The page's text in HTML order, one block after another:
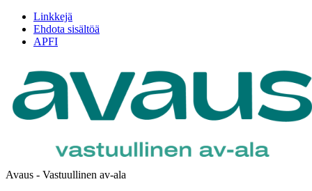
Linkkejä
Ehdota sisältöä
APFI
Avaus - Vastuullinen av-ala